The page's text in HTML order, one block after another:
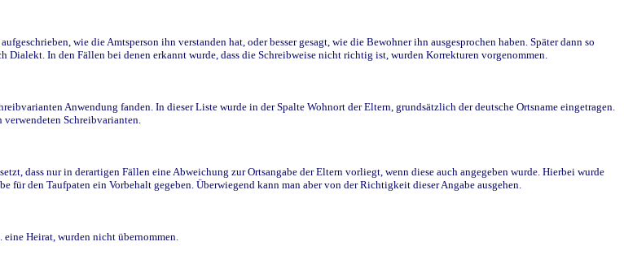
wie die Amtsperson ihn verstanden hat, oder besser gesagt, wie die Bewohner ihn ausgesprochen haben. Später dann so
In den Fällen bei denen erkannt wurde, dass die Schreibweise nicht richtig ist, wurden Korrekturen vorgenommen.
Anwendung fanden. In dieser Liste wurde in der Spalte Wohnort der Eltern, grundsätzlich der deutsche Ortsname eingetragen.
Schreibvarianten.
dass nur in derartigen Fällen eine Abweichung zur Ortsangabe der Eltern vorliegt, wenn diese auch angegeben wurde. Hierbei wurde
den Taufpaten ein Vorbehalt gegeben. Überwiegend kann man aber von der Richtigkeit dieser Angabe ausgehen.
Heirat, wurden nicht übernommen.